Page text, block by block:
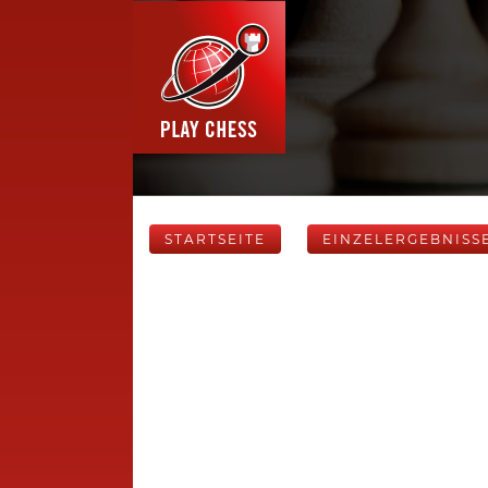
STARTSEITE